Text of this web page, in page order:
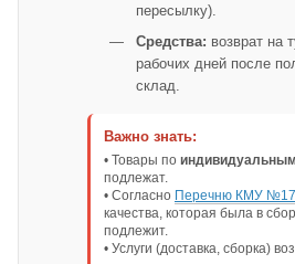
пересылку).
Средства: возврат на
рабочих дней после
склад.
Важно знать:
• Товары по
подлежат.
• Согласно Перечню КМУ
качества, которая была в
подлежит.
• Услуги (доставка, сборка)